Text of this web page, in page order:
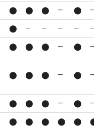
⬤ ⬤ ⬤ — ⬤ —
⬤ — — — — —
⬤ ⬤ ⬤ — ⬤ —
⬤ ⬤ ⬤ — ⬤ —
⬤ ⬤ ⬤ — ⬤ —
⬤ ⬤ ⬤ ⬤ ⬤ ⬤